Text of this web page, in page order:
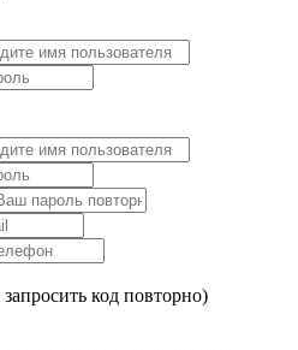
запросить код повторно)